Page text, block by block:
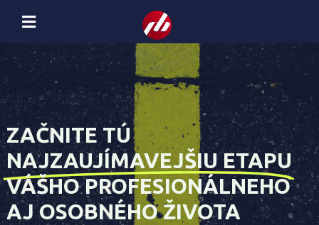
ZAČNITE TÚ
NAJZAUJÍMAVEJŠIU ETAPU
VÁŠHO PROFESIONÁLNEHO
AJ OSOBNÉHO ŽIVOTA